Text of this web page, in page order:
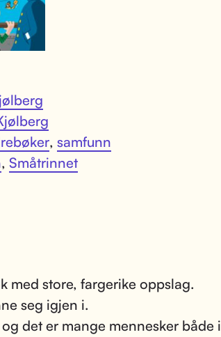
, samfunn
, Småtrinnet
med store, fargerike oppslag.
seg igjen i.
det er mange mennesker både i